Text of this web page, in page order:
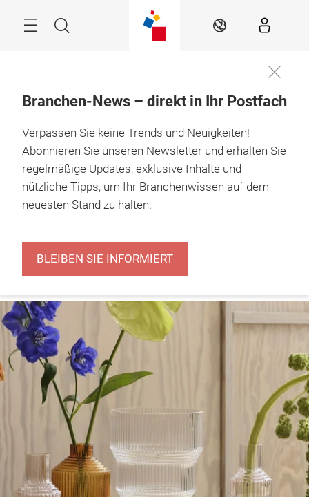
Suche DE
Branchen-News – direkt in Ihr Postfach
Verpassen Sie keine Trends und Neuigkeiten!
Abonnieren Sie unseren Newsletter und erhalten Sie
regelmäßige Updates, exklusive Inhalte und
nützliche Tipps, um Ihr Branchenwissen auf dem
neuesten Stand zu halten.
BLEIBEN SIE INFORMIERT
news, experts &
inspiration